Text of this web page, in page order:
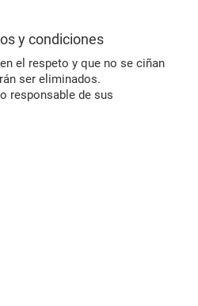
y condiciones
el respeto y que no se ciñan
ser eliminados.
responsable de sus